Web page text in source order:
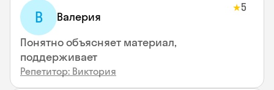
В Валерия
★5
Понятно объясняет материал,
поддерживает
Репетитор: Виктория